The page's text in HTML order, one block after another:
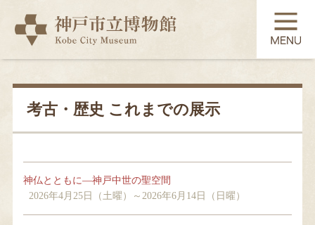
TOP
展覧会
コレクション
考古・歴史 これまでの展示
神仏とともに―神戸中世の聖空間
2026年4月25日（土曜）～2026年6月14日（日曜）